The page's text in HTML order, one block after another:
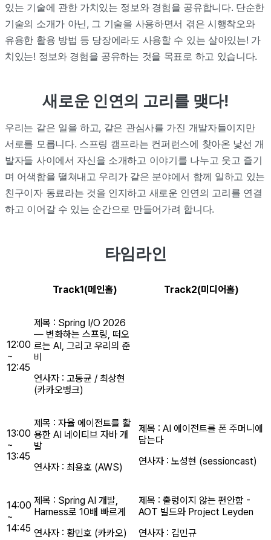
있는 기술에 관한 가치있는 정보와 경험을 공유합니다. 단순한
기술의 소개가 아닌, 그 기술을 사용하면서 겪은 시행착오와
유용한 활용 방법 등 당장에라도 사용할 수 있는 살아있는! 가
치있는! 정보와 경험을 공유하는 것을 목표로 하고 있습니다.
새로운 인연의 고리를 맺다!
우리는 같은 일을 하고, 같은 관심사를 가진 개발자들이지만
서로를 모릅니다. 스프링 캠프라는 컨퍼런스에 찾아온 낯선 개
발자들 사이에서 자신을 소개하고 이야기를 나누고 웃고 즐기
며 어색함을 떨쳐내고 우리가 같은 분야에서 함께 일하고 있는
친구이자 동료라는 것을 인지하고 새로운 인연의 고리를 연결
하고 이어갈 수 있는 순간으로 만들어가려 합니다.
타임라인
Track1(메인홀) Track2(미디어홀)
12:00
~
12:45
제목 : Spring I/O 2026
— 변화하는 스프링, 떠오
르는 AI, 그리고 우리의 준
비
연사자 : 고동균 / 최상현
(카카오뱅크)
13:00
~
13:45
제목 : 자율 에이전트를 활
용한 AI 네이티브 자바 개
발
연사자 : 최용호 (AWS)
제목 : AI 에이전트를 폰 주머니에
담는다
연사자 : 노성현 (sessioncast)
14:00
~
14:45
제목 : Spring AI 개발,
Harness로 10배 빠르게
연사자 : 황민호 (카카오)
제목 : 출렁이지 않는 편안함 -
AOT 빌드와 Project Leyden
연사자 : 김민규